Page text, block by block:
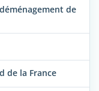
de
de la France